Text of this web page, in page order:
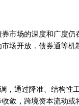
市场的深度和广度
场开放，债券通等机
，通过降准、结构性
敛，跨境资本流动或